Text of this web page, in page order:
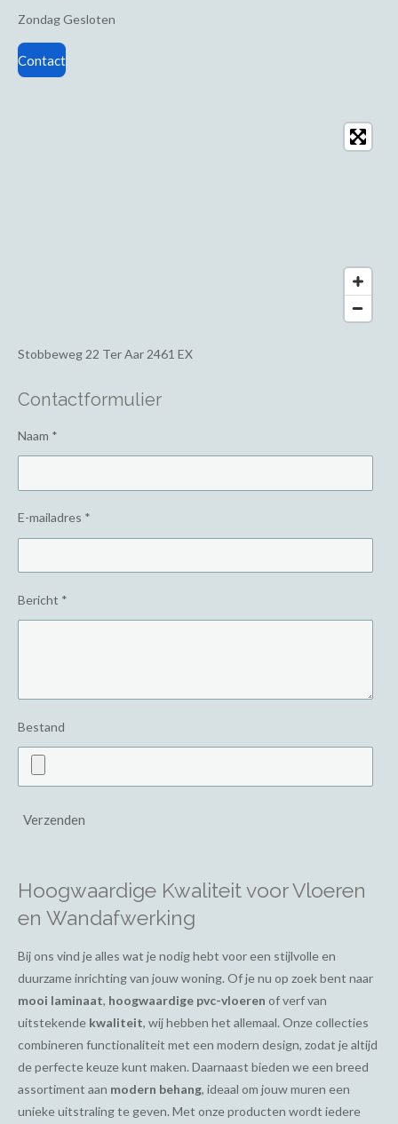
ZondagGesloten
Contact
Stobbeweg 22 Ter Aar 2461 EX
Contactformulier
Naam *
E-mailadres *
Bericht *
Bestand
Verzenden
Hoogwaardige Kwaliteit voor Vloeren
en Wandafwerking
Bij ons vind je alles wat je nodig hebt voor een stijlvolle en
duurzame inrichting van jouw woning. Of je nu op zoek bent naar
mooi laminaat, hoogwaardige pvc-vloeren of verf van
uitstekende kwaliteit, wij hebben het allemaal. Onze collecties
combineren functionaliteit met een modern design, zodat je altijd
de perfecte keuze kunt maken. Daarnaast bieden we een breed
assortiment aan modern behang, ideaal om jouw muren een
unieke uitstraling te geven. Met onze producten wordt iedere